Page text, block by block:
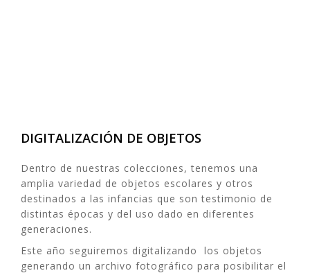
DIGITALIZACIÓN DE OBJETOS
Dentro de nuestras colecciones, tenemos una
amplia variedad de objetos escolares y otros
destinados a las infancias que son testimonio de
distintas épocas y del uso dado en diferentes
generaciones.
Este año seguiremos digitalizando los objetos
generando un archivo fotográfico para posibilitar el